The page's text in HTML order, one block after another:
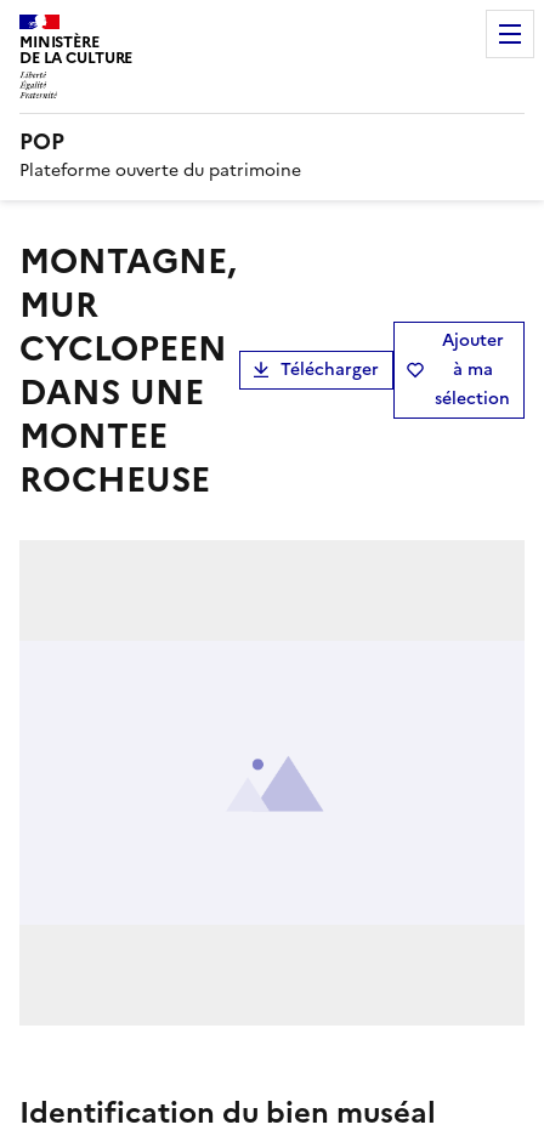
MINISTÈRE
DE LA CULTURE
POP
Plateforme ouverte du patrimoine
MONTAGNE,
MUR
CYCLOPEEN
DANS UNE
MONTEE
ROCHEUSE
Télécharger
Ajouter
à ma
sélection
Identification du bien muséal